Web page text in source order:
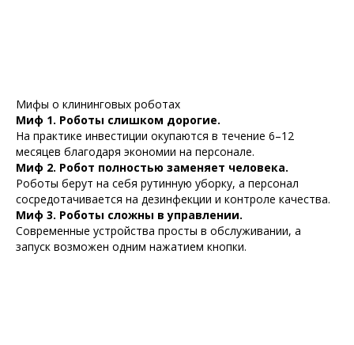
Мифы о клининговых роботах
Миф 1. Роботы слишком дорогие.
На практике инвестиции окупаются в течение 6–12
месяцев благодаря экономии на персонале.
Миф 2. Робот полностью заменяет человека.
Роботы берут на себя рутинную уборку, а персонал
сосредотачивается на дезинфекции и контроле качества.
Миф 3. Роботы сложны в управлении.
Современные устройства просты в обслуживании, а
запуск возможен одним нажатием кнопки.